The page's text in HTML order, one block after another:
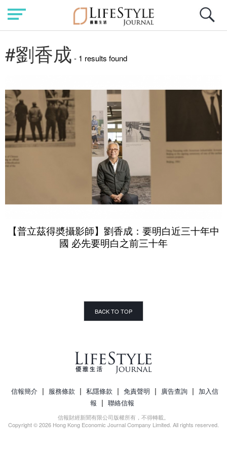
#劉香成 - 1 results found
【普立茲得奬攝影師】劉香成：要明白近三十年中
國 必先要明白之前三十年
BACK TO TOP
信報簡介 | 服務條款 | 私隱條款 | 免責聲明 | 廣告查詢 | 加入信
報 | 聯絡信報
信報財經新聞有限公司版權所有，不得轉載。
Copyright © 2026 Hong Kong Economic Journal Company Limited. All rights reserved.